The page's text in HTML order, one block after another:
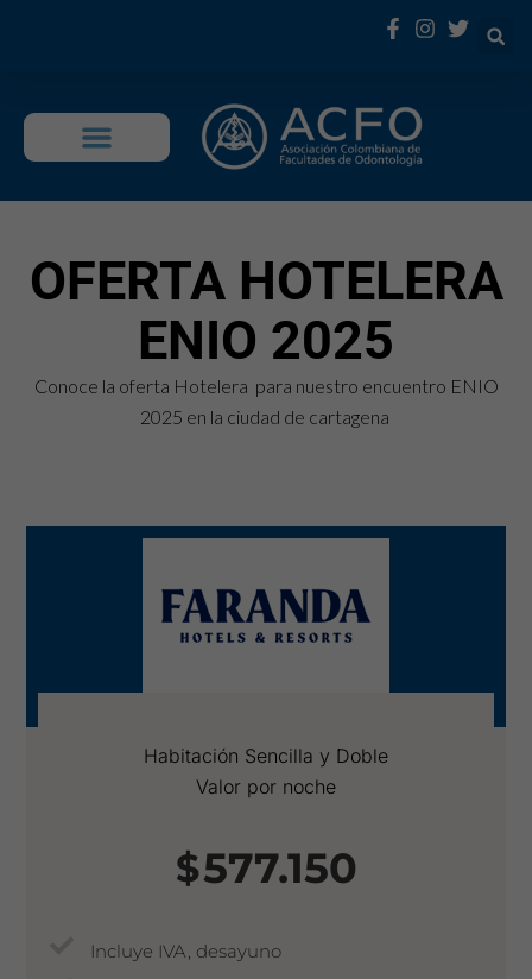
OFERTA HOTELERA
ENIO 2025
Conoce la oferta Hotelera para nuestro encuentro ENIO
2025 en la ciudad de cartagena
Habitación Sencilla y Doble
Valor por noche
$577.150
Incluye IVA, desayuno